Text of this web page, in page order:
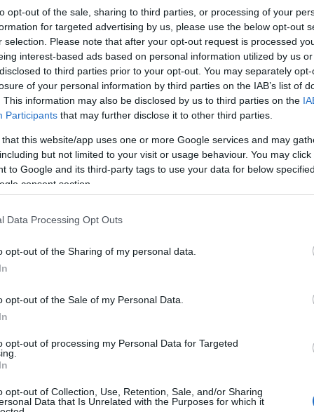
opt-out of the sale, sharing to third parties, or processing of your
for targeted advertising by us, please use the below opt-out
selection. Please note that after your opt-out request is processed
interest-based ads based on personal information utilized by us
to third parties prior to your opt-out. You may separately
of your personal information by third parties on the IAB’s list of
This information may also be disclosed by us to third parties on the
Participants that may further disclose it to other third parties.
that this website/app uses one or more Google services and may
but not limited to your visit or usage behaviour. You may
to Google and its third-party tags to use your data for below
consent section.
Data Processing Opt Outs
opt-out of the Sharing of my personal data.
opt-out of the Sale of my Personal Data.
opt-out of processing my Personal Data for Targeted
opt-out of Collection, Use, Retention, Sale, and/or Sharing
Data that Is Unrelated with the Purposes for which it
dopo il 22/03/2021).
che l’ammontare del fatturato e dei
siano inferiori almeno del 30% rispetto a
la partita IVA dal 01/01/2019spetta
requisito della riduzione del fatturato e dei
presentare la richiesta presso l’ufficio
il 30/06/2022. Il modulo da compilare è
cliccandoqui
nella sezione